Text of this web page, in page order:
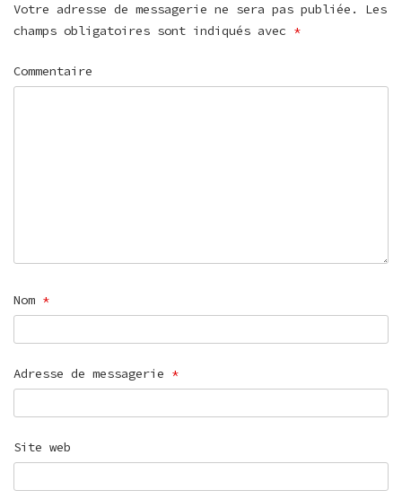
Votre adresse de messagerie ne sera pas publiée.
Les
champs obligatoires sont indiqués avec *
Commentaire
Nom *
Adresse de messagerie *
Site web